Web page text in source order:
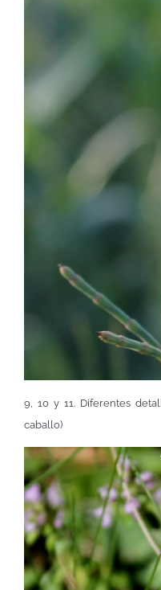
9, 10 y 11. Diferentes
caballo)